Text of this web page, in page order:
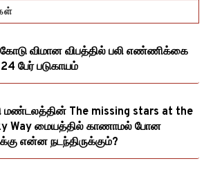
விமான விபத்தில் பலி எண்ணிக்கை
பேர் படுகாயம்
மண்டலத்தின் The missing stars at the
Way மையத்தில் காணாமல் போன
என்ன நடந்திருக்கும்?